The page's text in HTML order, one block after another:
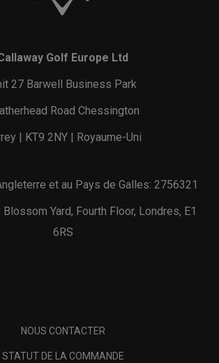
Golf Europe Ltd
27 Barwell Business Park
Road Chessington
| KT9 2NY | Royaume-Uni
et au Pays de Galles: 2756321
Yard, Fourth Floor, Londres, E1
6RS
NOUS CONTACTER
STATUT DE LA COMMANDE